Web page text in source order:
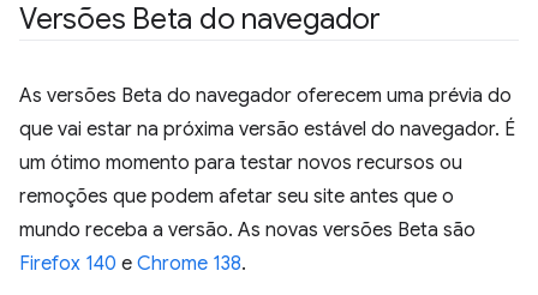
Versões Beta do navegador
As versões Beta do navegador oferecem uma prévia do
que vai estar na próxima versão estável do navegador. É
um ótimo momento para testar novos recursos ou
remoções que podem afetar seu site antes que o
mundo receba a versão. As novas versões Beta são
Firefox 140 e Chrome 138.